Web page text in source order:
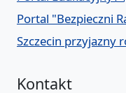
Portal "Bezpieczni
Szczecin przyjazny
Kontakt